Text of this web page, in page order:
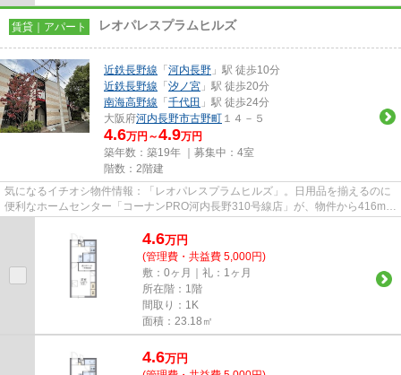
賃貸｜アパート レオパレスプラムヒルズ
近鉄長野線 「 河内長野 」駅 徒歩10分
近鉄長野線 「 汐ノ宮 」駅 徒歩20分
南海高野線 「 千代田 」駅 徒歩24分
大阪府河内長野市古野町 １４－５
4.6万円～4.9万円
築年数：築19年 ｜募集中： 4室
階数：2階建
気になるイチオシ物件情報：「レオパレスプラムヒルズ」。日用品を揃えるのに
便利なホームセンター「コーナンPRO河内長野310号線店」が、物件から416mの
4.6万円
(管理費・共益費 5,000円)
敷：0ヶ月｜礼：1ヶ月
所在階：1階
間取り：1K
面積：23.18㎡
4.6万円